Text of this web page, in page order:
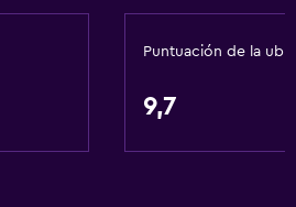
Puntuación de la
9,7